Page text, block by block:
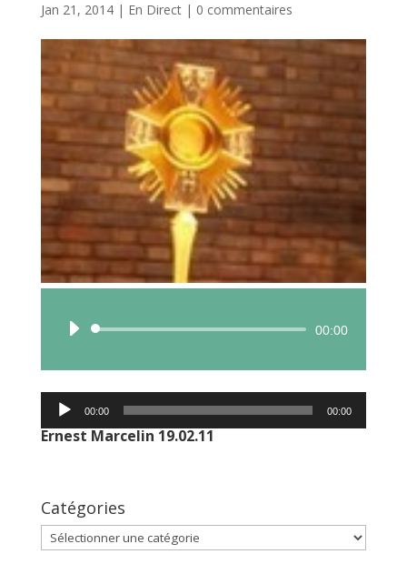
Jan 21, 2014| En Direct| 0 commentaires
Lecteur
00:00
Lecteur
00:00 00:00
Ernest Marcelin 19.02.11
Catégories
Catégories